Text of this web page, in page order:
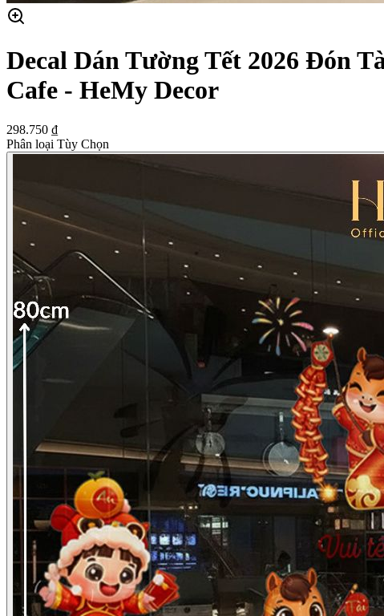
Decal Dán Tường Tết 2026 Đón
Cafe - HeMy Decor
298.750 ₫
Phân loại Tùy Chọn